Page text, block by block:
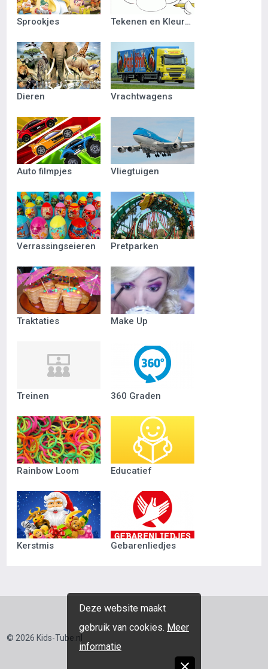
Sprookjes Tekenen en Kleuren
Dieren Vrachtwagens
Auto filmpjes Vliegtuigen
Verrassingseieren Pretparken
Traktaties Make Up
Treinen 360 Graden
Rainbow Loom Educatief
Kerstmis Gebarenliedjes
Deze website maakt
gebruik van cookies. Meer
informatie
© 2026 Kids-Tube.nl